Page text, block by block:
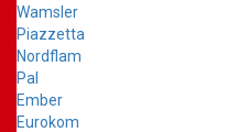
Wamsler
Piazzetta
Nordflam
Pal
Ember
Eurokom